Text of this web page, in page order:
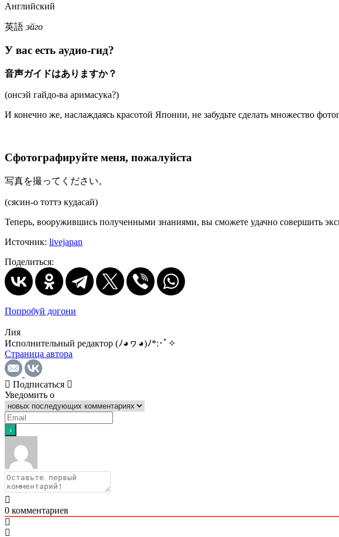
Английский
英語 эйго
У вас есть аудио-гид?
音声ガイドはありますか？
(онсэй гайдо-ва аримасука?)
И конечно же, наслаждаясь красотой Японии, не забудьте сделать множество
Сфотографируйте меня, пожалуйста
写真を撮ってください。
(сясин-о тоттэ кудасай)
Теперь, вооружившись полученными знаниями, вы сможете удачно совершить
Источник: livejapan
Поделиться:
Попробуй догони
Лия
Исполнительный редактор (ﾉ◕ヮ◕)ﾉ*:･ﾟ✧
Страница автора
Подписаться
Уведомить о
0 комментариев